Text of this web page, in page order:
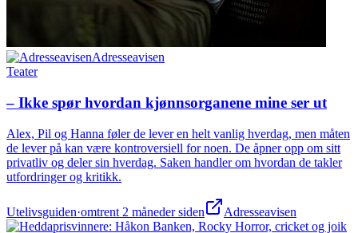
Adresseavisen
Teater
– Ikke spør hvordan kjønnsorganene mine ser ut
Alex, Pil og Hanna føler de lever en helt vanlig hverdag, men måten
de lever på kan være kontroversiell for noen. De åpner opp om sitt
privatliv og deler sin hverdag. Saken handler om hvordan de takler
utfordringer og kritikk.
Utelivsguiden·omtrent 2 måneder siden Adresseavisen